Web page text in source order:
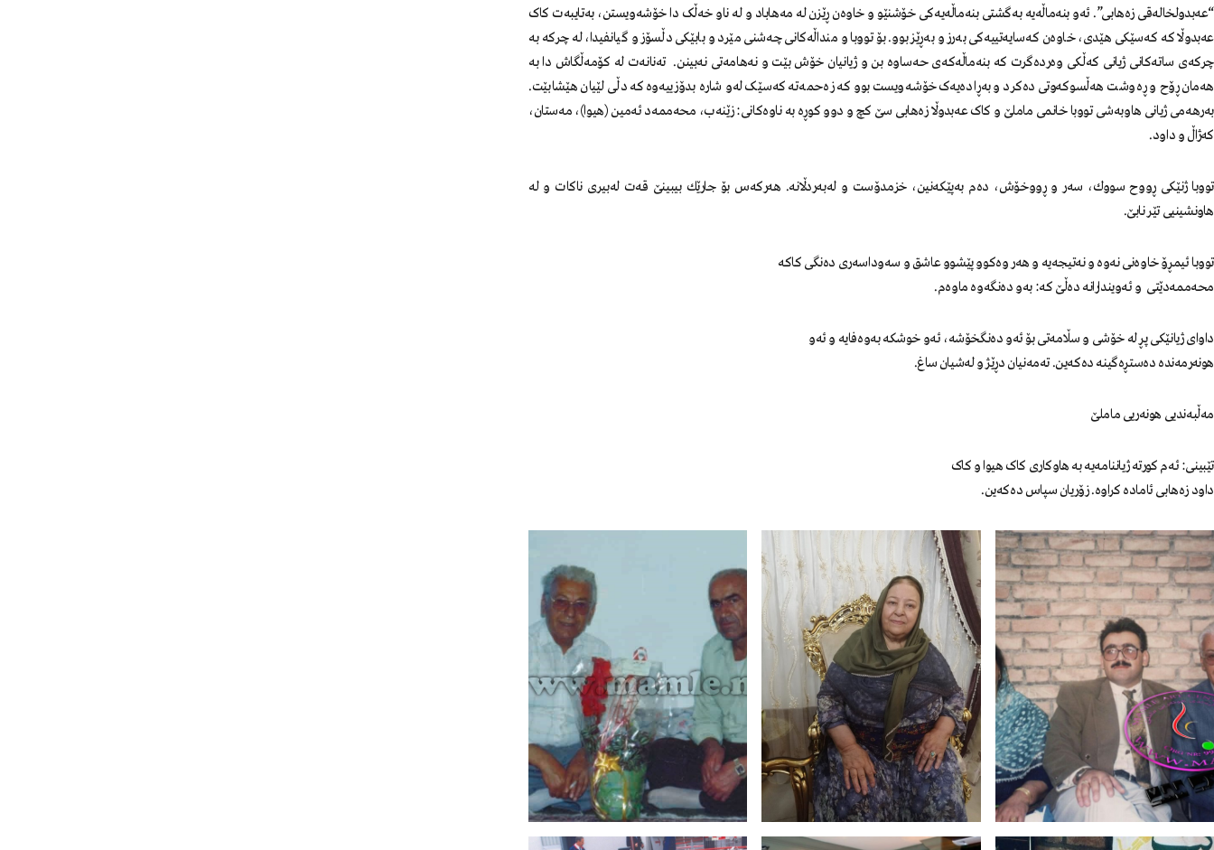
“عەبدولخالەقی زەهابی”. ئەو بنەماڵەیە بەگشتی بنەماڵەیەکی خۆشنێو و خاوەن ڕێزن لە مەهاباد و لە ناو خەڵک دا خۆشەویستن، بەتایبەت کاک
عەبدوڵا کە کەسێکی هێدی، خاوەن کەسایەتییەکی بەرز و بەڕێز بوو. بۆ تووبا و منداڵەکانی چەشنی مێرد و بابێکی دڵسۆز و گیانفیدا، لە چرکە بە
چرکەی ساتەکانی ژیانی کەڵکی وەردەگرت کە بنەماڵەکەی حەساوە بن و ژیانیان خۆش بێت و نەهامەتی نەبینن. تەنانەت لە کۆمەڵگاش دا بە
هەمان ڕۆح و ڕەوشت هەڵسوکەوتی دەکرد و بەڕادەیەک خۆشەویست بوو کە زەحمەتە کەسێک لەو شارە بدۆزییەوە کە دڵی لێیان هێشابێت.
بەرهەمی ژیانی هاوبەشی تووبا خانمی ماملێ و کاک عەبدوڵا زەهابی سێ کچ و دوو کوڕە بە ناوەکانی: زێنەب، محەممەد ئەمین (هیوا)، مەستان،
کەژاڵ و داود.
تووبا ژنێكی ڕووح سووك، سەر و ڕووخۆش، دەم بەپێكەنین، خزمدۆست و لەبەردڵانە. هەركەس بۆ جارێك بیبینێ قەت لەبیری ناكات و لە
هاونشینیی تێر نابێ.
تووبا ئیمڕۆ خاوەنی نەوە و نەتیجەیە و هەر وەكوو پێشوو عاشق و سەوداسەری دەنگی كاكە
محەممەدێتی و ئەویندارانە دەڵێ کە: بەو دەنگەوە ماوەم.
داوای ژیانێكی پڕ لە خۆشی و سڵامەتی بۆ ئەو دەنگخۆشە، ئەو خوشکە بەوەفایە و ئەو
هونەرمەندە دەستڕەگینە دەکەین. تەمەنیان دڕێژ و لەشیان ساغ.
مەڵبەندیی هونەریی ماملێ
تێبینی: ئەم کورتە ژیاننامەیە بە هاوکاری کاک هیوا و کاک
داود زەهابی ئامادە کراوە. زۆریان سپاس دەکەین.